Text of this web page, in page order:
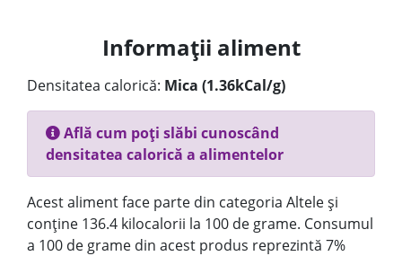
Informații aliment
Densitatea calorică: Mica (1.36kCal/g)
Află cum poți slăbi cunoscând
densitatea calorică a alimentelor
Acest aliment face parte din categoria Altele și
conține 136.4 kilocalorii la 100 de grame. Consumul
a 100 de grame din acest produs reprezintă 7%